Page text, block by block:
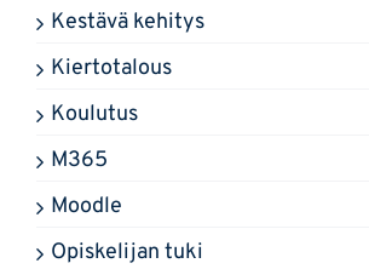
Kestävä kehitys
Kiertotalous
Koulutus
M365
Moodle
Opiskelijan tuki